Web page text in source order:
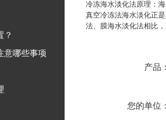
？
意哪些事项
冷冻海水淡化法原理：
真空冷冻法海水淡化正
法、膜海水淡化法相比
产品
您的单位